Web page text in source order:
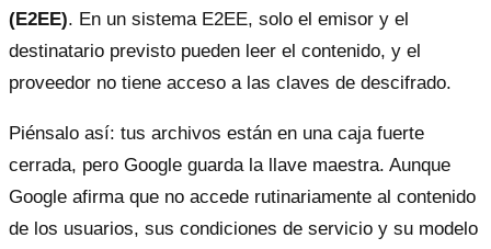
(E2EE). En un sistema E2EE, solo el emisor y el
destinatario previsto pueden leer el contenido, y el
proveedor no tiene acceso a las claves de descifrado.
Piénsalo así: tus archivos están en una caja fuerte
cerrada, pero Google guarda la llave maestra. Aunque
Google afirma que no accede rutinariamente al contenido
de los usuarios, sus condiciones de servicio y su modelo